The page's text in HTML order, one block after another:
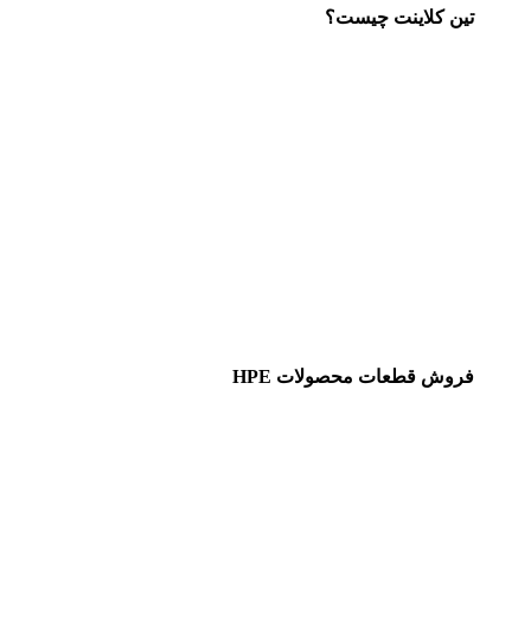
تین کلاینت چیست؟
فروش قطعات محصولات HPE